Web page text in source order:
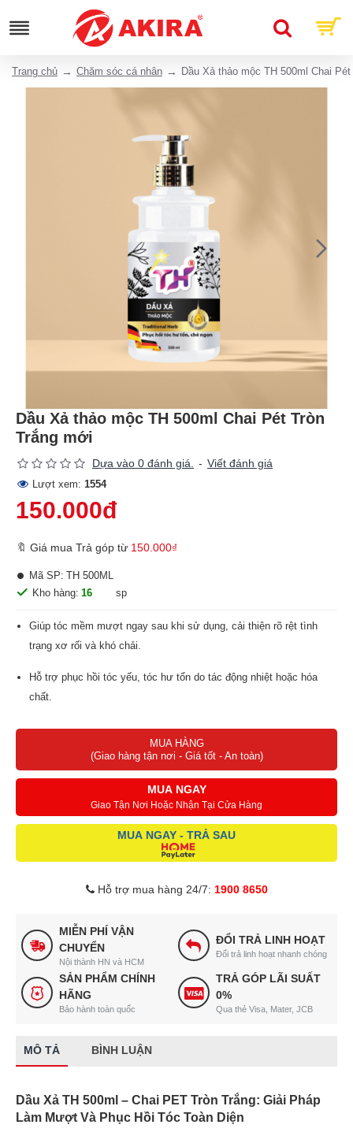
Trang chủ Chăm sóc cá nhân Dầu Xả thảo mộc TH 500ml Chai
Dầu Xả thảo mộc TH 500ml Chai Pét Tròn
Trắng mới
Dựa vào 0 đánh giá. - Viết đánh giá
Lượt xem: 1554
150.000đ
🔖 Giá mua Trả góp từ 150.000₫
Kho hàng: 16 sp
Mã SP: TH 500ML
Giúp tóc mềm mượt ngay sau khi sử dụng, cải thiện rõ rệt tình
trạng xơ rối và khó chải.
Hỗ trợ phục hồi tóc yếu, tóc hư tổn do tác động nhiệt hoặc hóa
chất.
Tăng cường độ bóng và độ đàn hồi, giữ nếp tóc suôn mượt, dễ
Không gây nặng tóc, không để lại cảm giác nhờn bết sau khi xả.
Thiết kế bao bì hiện đại, tiện lợi và dễ bảo quản.
MUA HÀNG
(Giao hàng tận nơi - Giá tốt - An toàn)
MUA NGAY
Giao Tận Nơi Hoặc Nhận Tại Cửa Hàng
MUA NGAY - TRẢ SAU
Hỗ trợ mua hàng 24/7: 1900 8650
MIỄN PHÍ VẬN
CHUYỂN
Nội thành HN và HCM
ĐỔI TRẢ LINH HOẠT
Đổi trả linh hoạt nhanh chóng
SẢN PHẨM CHÍNH
HÃNG
Bảo hành toàn quốc
TRẢ GÓP LÃI SUẤT
0%
Qua thẻ Visa, Mater, JCB
MÔ TẢ BÌNH LUẬN
Dầu Xả TH 500ml – Chai PET Tròn Trắng: Giải Pháp
Làm Mượt Và Phục Hồi Tóc Toàn Diện